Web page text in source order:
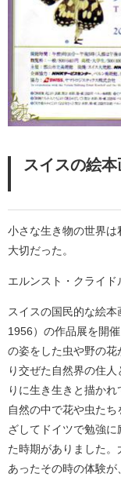
スイスの絵
小さな生き物の世界は
大切だった。
エルンスト・クライド
スイスの国民的な絵
1956）の作品展を開
の姿をした虫や野の
り交ぜた自然界の住
りに生き生きと描か
自然の中で花や虫た
ざしてドイツで勉強
た時期がありました
あったその時の体験